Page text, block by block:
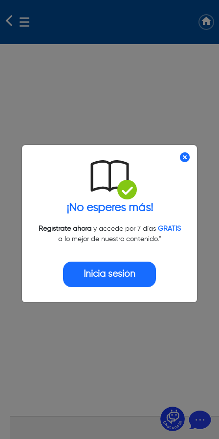
¡No esperes más!
Regístrate ahoray accede por 7 días GRATIS
a lo mejor de nuestro contenido."
Inicia sesión